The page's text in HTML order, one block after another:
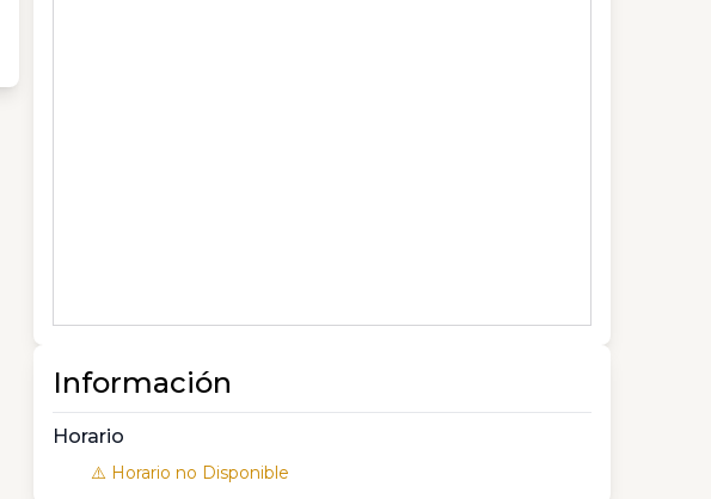
Información
Horario
⚠️ Horario no Disponible